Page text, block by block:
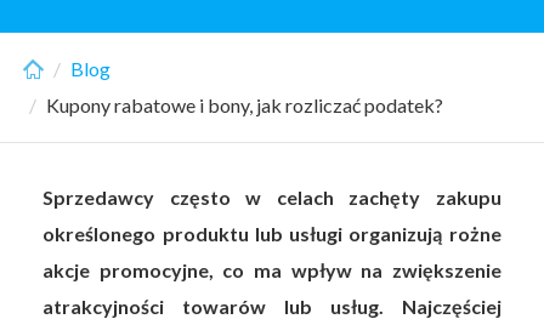
Blog
Kupony rabatowe i bony, jak rozliczać podatek?
Sprzedawcy często w celach zachęty zakupu
określonego produktu lub usługi organizują rożne
akcje promocyjne, co ma wpływ na zwiększenie
atrakcyjności towarów lub usług. Najczęściej